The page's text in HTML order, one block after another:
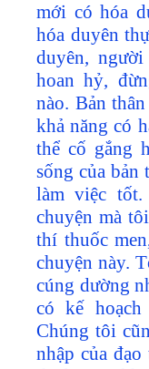
mới có hóa
hóa duyên
duyên,
hoan hỷ,
nào. Bản
khả năng có
thể cố gắng
sống của bản
làm việc
chuyện mà
thí thuốc
chuyện này.
cúng dường
có kế
Chúng tôi
nhập của